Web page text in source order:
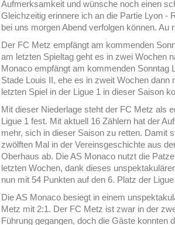
Aufmerksamkeit und wünsche noch einen
Gleichzeitig erinnere ich an die Partie Lyon -
bei uns morgen Abend verfolgen können. Au
Der FC Metz empfängt am kommenden
am letzten Spieltag geht es in zwei Wochen
Monaco empfängt am kommenden Sonntag
Stade Louis II, ehe es in zweit Wochen dann
letzten Spiel in der Ligue 1 in dieser Saison
Mit dieser Niederlage steht der FC Metz als
Ligue 1 fest. Mit aktuell 16 Zählern hat der
mehr, sich in dieser Saison zu retten. Damit
zwölften Mal in der Vereinsgeschichte aus
Oberhaus ab. Die AS Monaco nutzt die
letzten Wochen, dank dieses
nun mit 54 Punkten auf den 6. Platz der Ligue
Die AS Monaco besiegt in einem
Metz mit 2:1. Der FC Metz ist zwar in der
Führung gegangen, doch die Gäste konnten